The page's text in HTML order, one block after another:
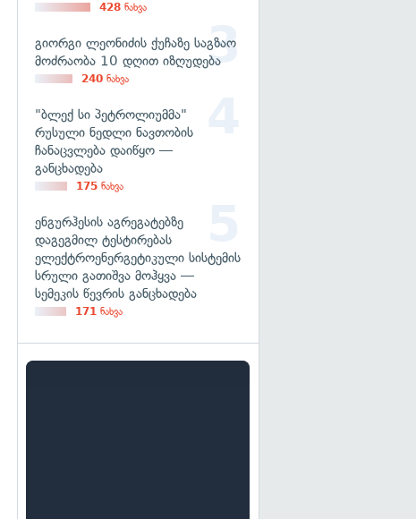
428 ნახვა
გიორგი ლეონიძის ქუჩაზე საგზაო
მოძრაობა 10 დღით იზღუდება
240 ნახვა
"ბლექ სი პეტროლიუმმა"
რუსული ნედლი ნავთობის
ჩანაცვლება დაიწყო —
განცხადება
175 ნახვა
ენგურჰესის აგრეგატებზე
დაგეგმილ ტესტირებას
ელექტროენერგეტიკული სისტემის
სრული გათიშვა მოჰყვა —
სემეკის წევრის განცხადება
171 ნახვა